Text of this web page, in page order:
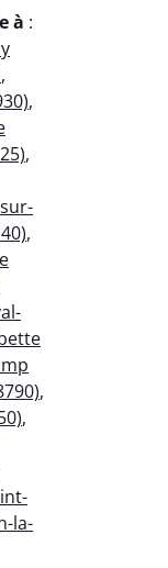
à :
,
,
,
,
,
,
la-